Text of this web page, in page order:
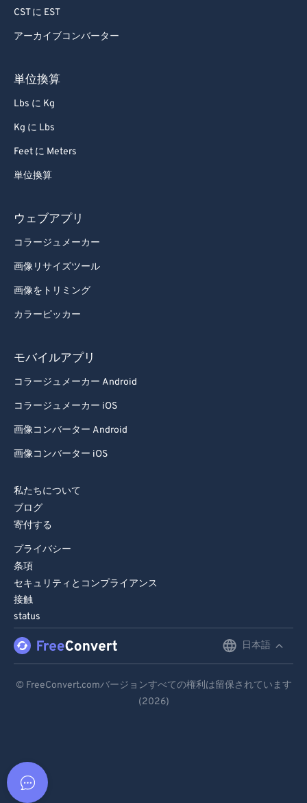
CST に EST
アーカイブコンバーター
単位換算
Lbs に Kg
Kg に Lbs
Feet に Meters
単位換算
ウェブアプリ
コラージュメーカー
画像リサイズツール
画像をトリミング
カラーピッカー
モバイルアプリ
コラージュメーカー Android
コラージュメーカー iOS
画像コンバーター Android
画像コンバーター iOS
私たちについて
ブログ
寄付する
プライバシー
条項
セキュリティとコンプライアンス
接触
status
日本語
Español
© FreeConvert.comバージョンすべての権利は留保されています
(2026)